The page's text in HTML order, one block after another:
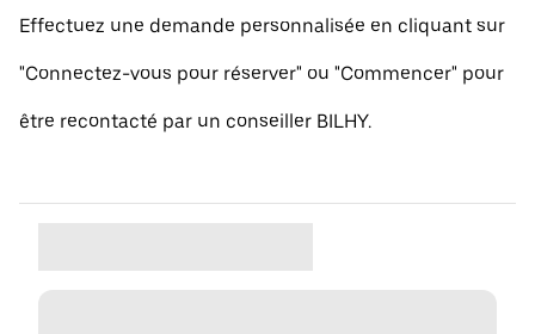
Effectuez une demande personnalisée en cliquant sur
"Connectez-vous pour réserver" ou "Commencer" pour
être recontacté par un conseiller BILHY.